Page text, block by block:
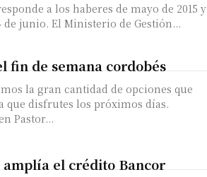
a los haberes de mayo de 2015 y
se extenderá hasta el jueves 4 de junio. El Ministerio de Gestión...
fin de semana cordobés
la gran cantidad de opciones que
que disfrutes los próximos días.
Buen Pastor...
el crédito Bancor